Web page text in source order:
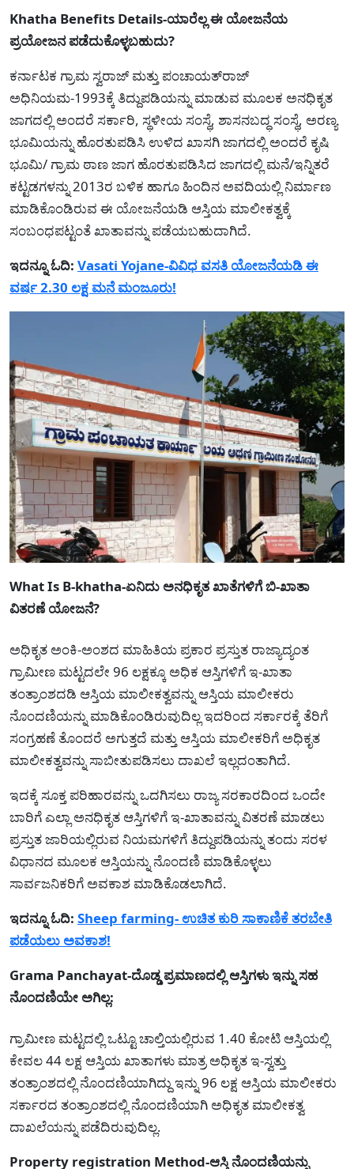
Khatha Benefits Details-ಯಾರೆಲ್ಲ ಈ ಯೋಜನೆಯ
ಪ್ರಯೋಜನ ಪಡೆದುಕೊಳ್ಳಬಹುದು?
ಕರ್ನಾಟಕ ಗ್ರಾಮ ಸ್ವರಾಜ್‌ ಮತ್ತು ಪಂಚಾಯತ್‌ರಾಜ್‌
ಅಧಿನಿಯಮ-1993ಕ್ಕೆ ತಿದ್ದುಪಡಿಯನ್ನು ಮಾಡುವ ಮೂಲಕ ಅನಧಿಕೃತ
ಜಾಗದಲ್ಲಿ ಅಂದರೆ ಸರ್ಕಾರಿ, ಸ್ಥಳೀಯ ಸಂಸ್ಥೆ, ಶಾಸನಬದ್ಧ ಸಂಸ್ಥೆ, ಅರಣ್ಯ
ಭೂಮಿಯನ್ನು ಹೊರತುಪಡಿಸಿ ಉಳಿದ ಖಾಸಗಿ ಜಾಗದಲ್ಲಿ ಅಂದರೆ ಕೃಷಿ
ಭೂಮಿ/ ಗ್ರಾಮ ಠಾಣ ಜಾಗ ಹೊರತುಪಡಿಸಿದ ಜಾಗದಲ್ಲಿ ಮನೆ/ಇನ್ನಿತರೆ
ಕಟ್ಟಡಗಳನ್ನು 2013ರ ಬಳಿಕ ಹಾಗೂ ಹಿಂದಿನ ಅವದಿಯಲ್ಲಿ ನಿರ್ಮಾಣ
ಮಾಡಿಕೊಂಡಿರುವ ಈ ಯೋಜನೆಯಡಿ ಆಸ್ತಿಯ ಮಾಲೀಕತ್ವಕ್ಕೆ
ಸಂಬಂಧಪಟ್ಟಂತೆ ಖಾತಾವನ್ನು ಪಡೆಯಬಹುದಾಗಿದೆ.
ಇದನ್ನೂ ಓದಿ: Vasati Yojane-ವಿವಿಧ ವಸತಿ ಯೋಜನೆಯಡಿ ಈ
ವರ್ಷ 2.30 ಲಕ್ಷ ಮನೆ ಮಂಜೂರು!
What Is B-khatha-ಏನಿದು ಅನಧಿಕೃತ ಖಾತೆಗಳಿಗೆ ಬಿ-ಖಾತಾ
ವಿತರಣೆ ಯೋಜನೆ?
ಅಧಿಕೃತ ಅಂಕಿ-ಅಂಶದ ಮಾಹಿತಿಯ ಪ್ರಕಾರ ಪ್ರಸ್ತುತ ರಾಜ್ಯಾದ್ಯಂತ
ಗ್ರಾಮೀಣ ಮಟ್ಟದಲೇ 96 ಲಕ್ಷಕ್ಕೂ ಅಧಿಕ ಆಸ್ತಿಗಳಿಗೆ ಇ-ಖಾತಾ
ತಂತ್ರಾಂಶದಡಿ ಆಸ್ತಿಯ ಮಾಲೀಕತ್ವವನ್ನು ಆಸ್ತಿಯ ಮಾಲೀಕರು
ನೊಂದಣಿಯನ್ನು ಮಾಡಿಕೊಂಡಿರುವುದಿಲ್ಲ ಇದರಿಂದ ಸರ್ಕಾರಕ್ಕೆ ತೆರಿಗೆ
ಸಂಗ್ರಹಣೆ ತೊಂದರೆ ಅಗುತ್ತದೆ ಮತ್ತು ಆಸ್ತಿಯ ಮಾಲೀಕರಿಗೆ ಅಧಿಕೃತ
ಮಾಲೀಕತ್ವವನ್ನು ಸಾಬೀತುಪಡಿಸಲು ದಾಖಲೆ ಇಲ್ಲದಂತಾಗಿದೆ.
ಇದಕ್ಕೆ ಸೂಕ್ತ ಪರಿಹಾರವನ್ನು ಒದಗಿಸಲು ರಾಜ್ಯ ಸರಕಾರದಿಂದ ಒಂದೇ
ಬಾರಿಗೆ ಎಲ್ಲಾ ಅನಧಿಕೃತ ಆಸ್ತಿಗಳಿಗೆ ಇ-ಖಾತಾವನ್ನು ವಿತರಣೆ ಮಾಡಲು
ಪ್ರಸ್ತುತ ಜಾರಿಯಲ್ಲಿರುವ ನಿಯಮಗಳಿಗೆ ತಿದ್ದುಪಡಿಯನ್ನು ತಂದು ಸರಳ
ವಿಧಾನದ ಮೂಲಕ ಆಸ್ತಿಯನ್ನು ನೊಂದಣಿ ಮಾಡಿಕೊಳ್ಳಲು
ಸಾರ್ವಜನಿಕರಿಗೆ ಅವಕಾಶ ಮಾಡಿಕೊಡಲಾಗಿದೆ.
ಇದನ್ನೂ ಓದಿ: Sheep farming- ಉಚಿತ ಕುರಿ ಸಾಕಾಣಿಕೆ ತರಬೇತಿ
ಪಡೆಯಲು ಅವಕಾಶ!
Grama Panchayat-ದೊಡ್ಡ ಪ್ರಮಾಣದಲ್ಲಿ ಆಸ್ತಿಗಳು ಇನ್ನು ಸಹ
ನೊಂದಣಿಯೇ ಅಗಿಲ್ಲ:
ಗ್ರಾಮೀಣ ಮಟ್ಟದಲ್ಲಿ ಒಟ್ಟೂ ಚಾಲ್ತಿಯಲ್ಲಿರುವ 1.40 ಕೋಟಿ ಆಸ್ತಿಯಲ್ಲಿ
ಕೇವಲ 44 ಲಕ್ಷ ಆಸ್ತಿಯ ಖಾತಾಗಳು ಮಾತ್ರ ಅಧಿಕೃತ ಇ-ಸ್ವತ್ತು
ತಂತ್ರಾಂಶದಲ್ಲಿ ನೊಂದಣಿಯಾಗಿದ್ದು ಇನ್ನು 96 ಲಕ್ಷ ಆಸ್ತಿಯ ಮಾಲೀಕರು
ಸರ್ಕಾರದ ತಂತ್ರಾಂಶದಲ್ಲಿ ನೊಂದಣಿಯಾಗಿ ಅಧಿಕೃತ ಮಾಲೀಕತ್ವ
ದಾಖಲೆಯನ್ನು ಪಡೆದಿರುವುದಿಲ್ಲ.
Property registration Method-ಆಸ್ತಿ ನೊಂದಣಿಯನ್ನು